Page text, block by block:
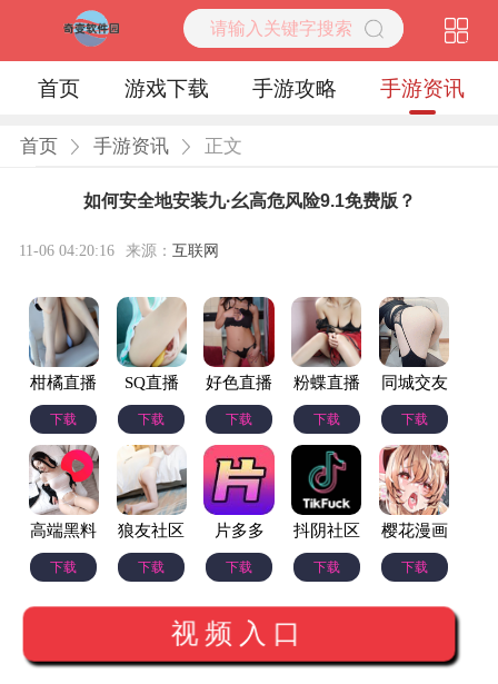
首页 游戏下载 手游攻略 手游资讯
首页 手游资讯 正文
如何安全地安装九·幺高危风险9.1免费版？
11-06 04:20:16 来源： 互联网
柑橘直播
下载
SQ直播
下载
好色直播
下载
粉蝶直播
下载
同城交友
下载
高端黑料
下载
狼友社区
下载
片多多
下载
抖阴社区
下载
樱花漫画
下载
视频入口